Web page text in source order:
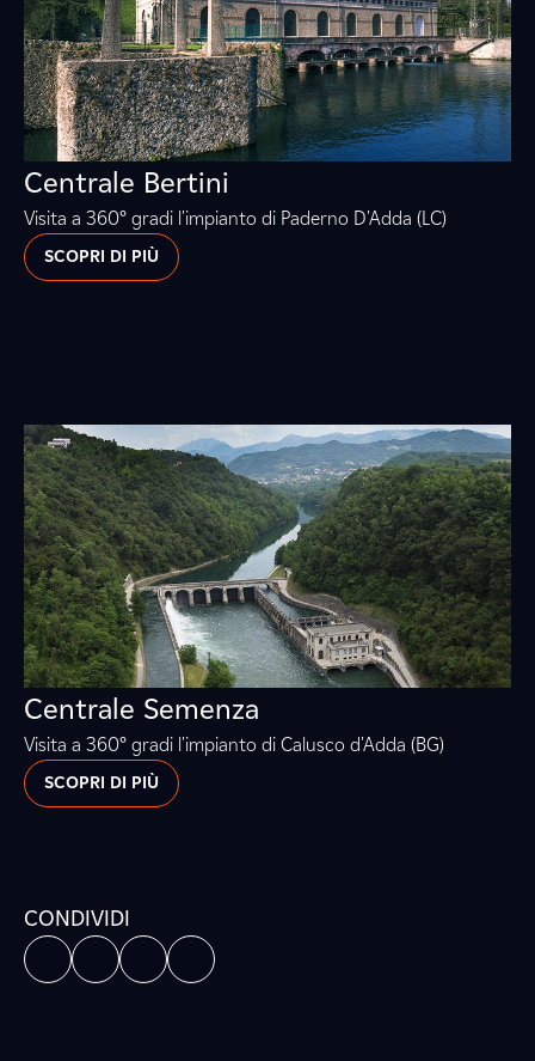
Centrale Bertini
Visita a 360° gradi l'impianto di Paderno D'Adda (LC)
SCOPRI DI PIÙ
Centrale Semenza
Visita a 360° gradi l'impianto di Calusco d'Adda (BG)
SCOPRI DI PIÙ
CONDIVIDI